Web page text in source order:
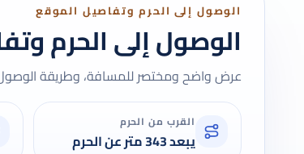
الوصول إلى الحرم وتفاصيل الموقع
الوصول إلى الحرم
عرض واضح ومختصر للمسافة، وطريقة
القرب من الحرم
يبعد 343 متر عن الحرم